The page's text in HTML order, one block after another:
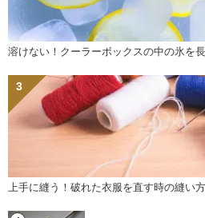
溶けない！クーラーボックスの中の氷を
上手に縫う！破れた衣服を直す時の縫い